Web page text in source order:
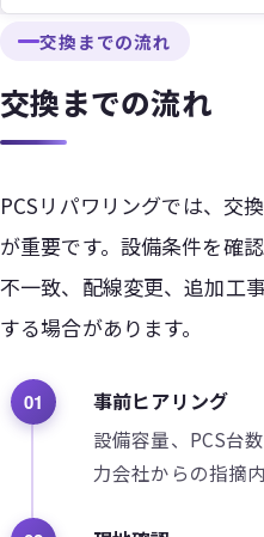
交換までの流れ
交換までの流れ
PCSリパワリングでは、交
が重要です。設備条件を確
不一致、配線変更、追加工
する場合があります。
01 事前ヒアリング
設備容量、PCS台
力会社からの指摘